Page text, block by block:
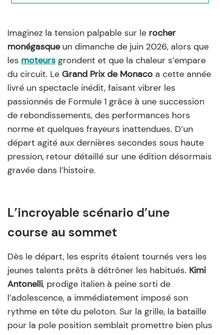
Imaginez la tension palpable sur le rocher
monégasqueun dimanche de juin 2026, alors que
les moteurs grondent et que la chaleur s’empare
du circuit. Le Grand Prix de Monaco a cette année
livré un spectacle inédit, faisant vibrer les
passionnés de Formule 1 grâce à une succession
de rebondissements, des performances hors
norme et quelques frayeurs inattendues. D’un
départ agité aux dernières secondes sous haute
pression, retour détaillé sur une édition désormais
gravée dans l’histoire.
L’incroyable scénario d’une
course au sommet
Dès le départ, les esprits étaient tournés vers les
jeunes talents prêts à détrôner les habitués. Kimi
Antonelli, prodige italien à peine sorti de
l’adolescence, a immédiatement imposé son
rythme en tête du peloton. Sur la grille, la bataille
pour la pole position semblait promettre bien plus